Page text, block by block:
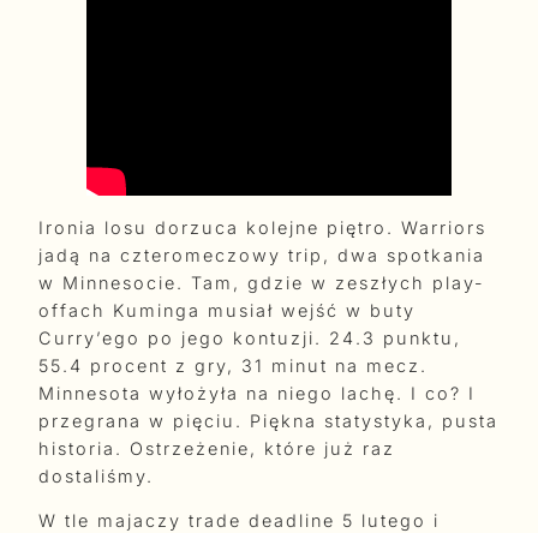
Ironia losu dorzuca kolejne piętro. Warriors
jadą na czteromeczowy trip, dwa spotkania
w Minnesocie. Tam, gdzie w zeszłych play-
offach Kuminga musiał wejść w buty
Curry’ego po jego kontuzji. 24.3 punktu,
55.4 procent z gry, 31 minut na mecz.
Minnesota wyłożyła na niego lachę. I co? I
przegrana w pięciu. Piękna statystyka, pusta
historia. Ostrzeżenie, które już raz
dostaliśmy.
W tle majaczy trade deadline 5 lutego i